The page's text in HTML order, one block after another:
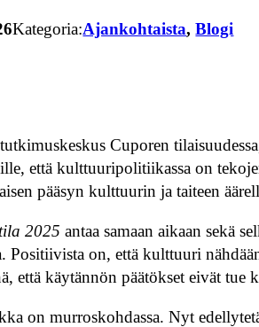
Kategoria:Ajankohtaista, Blogi
Cuporen
että kulttuuripolitiikassa on
pääsyn kulttuurin ja taiteen
2025antaa samaan aikaan sekä
on, että kulttuuri
että käytännön päätökset eivät tue
on murroskohdassa. Nyt